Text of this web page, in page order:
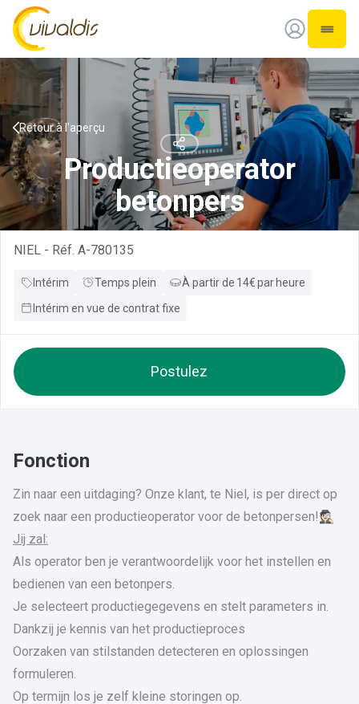
Vivaldis Interim
Ouvrir
Retour à l'aperçu
Productieoperator
betonpers
NIEL - Réf. A-780135
Intérim Temps plein À partir de 14€par heure
Intérim en vue de contrat fixe
Postulez
Fonction
Zin naar een uitdaging? Onze klant, te Niel, is per direct op
zoek naar een productieoperator voor de betonpersen!🕵🏻
Jij zal:
Als operator ben je verantwoordelijk voor het instellen en
bedienen van een betonpers.
Je selecteert productiegegevens en stelt parameters in.
Dankzij je kennis van het productieproces
Oorzaken van stilstanden detecteren en oplossingen
formuleren.
Op termijn los je zelf kleine storingen op.